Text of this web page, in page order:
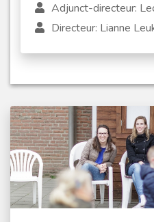
Adjunct-directeur:
Directeur: Lianne